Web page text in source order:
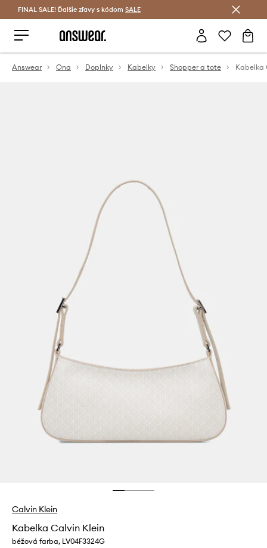
Šetrite s Answear Club >
FINAL SALE! Ďalšie zľavy s kódom SALE
Answear Ona Doplnky Kabelky Shopper a tote Kabelka
Calvin Klein
Kabelka Calvin Klein
béžová farba, LV04F3324G